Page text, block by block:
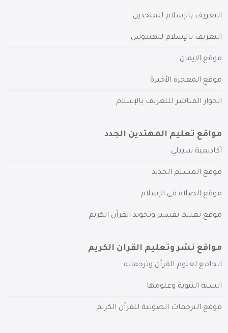
التعريف بالإسلام للملحدين
التعريف بالإسلام للهندوس
موقع الإيمان
موقع المعجزة الأخيرة
الحوار المباشر للتعريف بالإسلام
مواقع تعليم المهتدين الجدد
أكاديمية سبيلي
موقع المسلم الجديد
موقع الصلاة في الإسلام
موقع تعليم تفسير وتجويد القرآن الكريم
مواقع نشر وتعليم القرآن الكريم
الجامع لعلوم القرآن وترجماته
السنة النبوية وعلومها
موقع الترجمات الصوتية للقرآن الكريم